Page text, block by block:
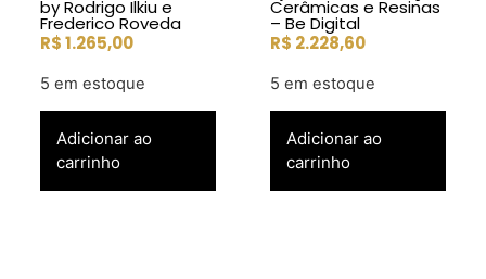
by Rodrigo Ilkiu e
Frederico Roveda
R$1.265,00
5 em estoque
Adicionar ao
carrinho
Cerâmicas e Resinas
– Be Digital
R$ 2.228,60
5 em estoque
Adicionar ao
carrinho